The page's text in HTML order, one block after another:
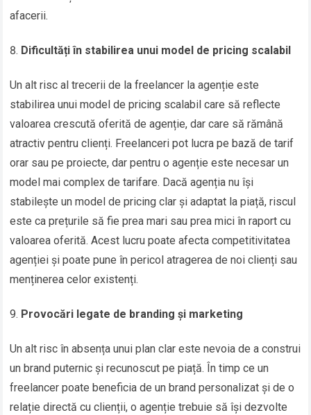
afacerii.
Dificultăți în stabilirea unui model de pricing scalabil
Un alt risc al trecerii de la freelancer la agenție este
stabilirea unui model de pricing scalabil care să reflecte
valoarea crescută oferită de agenție, dar care să rămână
atractiv pentru clienți. Freelanceri pot lucra pe bază de tarif
orar sau pe proiecte, dar pentru o agenție este necesar un
model mai complex de tarifare. Dacă agenția nu își
stabilește un model de pricing clar și adaptat la piață, riscul
este ca prețurile să fie prea mari sau prea mici în raport cu
valoarea oferită. Acest lucru poate afecta competitivitatea
agenției și poate pune în pericol atragerea de noi clienți sau
menținerea celor existenți.
Provocări legate de branding și marketing
Un alt risc în absența unui plan clar este nevoia de a construi
un brand puternic și recunoscut pe piață. În timp ce un
freelancer poate beneficia de un brand personalizat și de o
relație directă cu clienții, o agenție trebuie să își dezvolte